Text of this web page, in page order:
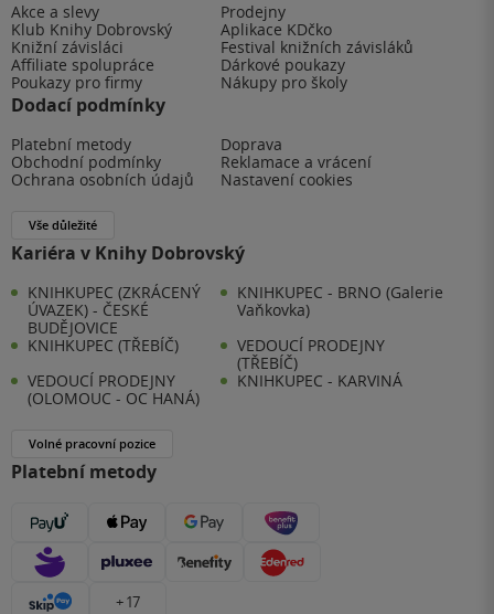
Akce a slevy
Prodejny
Klub Knihy Dobrovský
Aplikace KDčko
Knižní závisláci
Festival knižních závisláků
Affiliate spolupráce
Dárkové poukazy
Poukazy pro firmy
Nákupy pro školy
Dodací podmínky
Platební metody
Doprava
Obchodní podmínky
Reklamace a vrácení
Ochrana osobních údajů
Nastavení cookies
Vše důležité
Kariéra v Knihy Dobrovský
KNIHKUPEC (ZKRÁCENÝ
ÚVAZEK) - ČESKÉ
BUDĚJOVICE
KNIHKUPEC - BRNO (Galerie
Vaňkovka)
KNIHKUPEC (TŘEBÍČ)
VEDOUCÍ PRODEJNY
(TŘEBÍČ)
VEDOUCÍ PRODEJNY
(OLOMOUC - OC HANÁ)
KNIHKUPEC - KARVINÁ
Volné pracovní pozice
Platební metody
+ 17